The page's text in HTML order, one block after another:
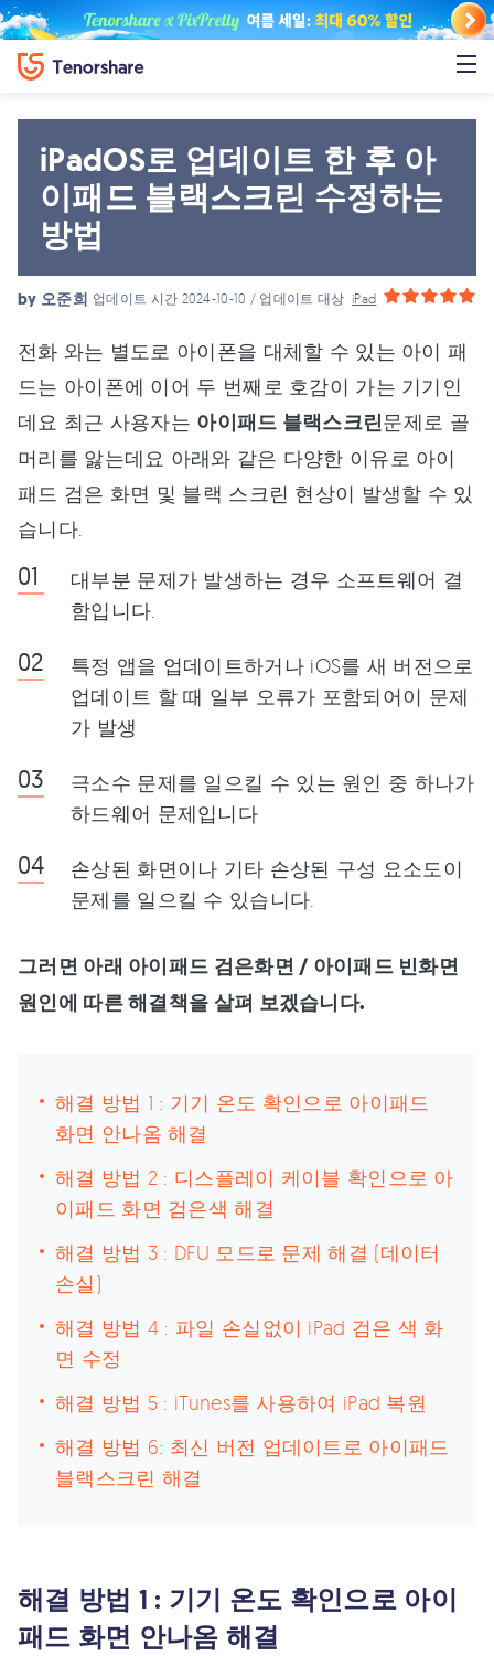
iPadOS로 업데이트 한 후 아
이패드 블랙스크린 수정하는
방법
by 오준희 업데이트 시간 2024-10-10 / 업데이트 대상iPad
전화 와는 별도로 아이폰을 대체할 수 있는 아이 패
드는 아이폰에 이어 두 번째로 호감이 가는 기기인
데요 최근 사용자는 아이패드 블랙스크린문제로 골
머리를 앓는데요 아래와 같은 다양한 이유로 아이
패드 검은 화면 및 블랙 스크린 현상이 발생할 수 있
습니다.
대부분 문제가 발생하는 경우 소프트웨어 결
함입니다.
특정 앱을 업데이트하거나 iOS를 새 버전으로
업데이트 할 때 일부 오류가 포함되어이 문제
가 발생
극소수 문제를 일으킬 수 있는 원인 중 하나가
하드웨어 문제입니다
손상된 화면이나 기타 손상된 구성 요소도이
문제를 일으킬 수 있습니다.
그러면 아래 아이패드 검은화면 / 아이패드 빈화면
원인에 따른 해결책을 살펴 보겠습니다.
해결 방법 1 : 기기 온도 확인으로 아이패드
화면 안나옴 해결
해결 방법 2 : 디스플레이 케이블 확인으로 아
이패드 화면 검은색 해결
해결 방법 3 : DFU 모드로 문제 해결 (데이터
손실)
해결 방법 4 : 파일 손실없이 iPad 검은 색 화
면 수정
해결 방법 5 : iTunes를 사용하여 iPad 복원
해결 방법 6: 최신 버전 업데이트로 아이패드
블랙스크린 해결
해결 방법 1 : 기기 온도 확인으로 아이
패드 화면 안나옴 해결